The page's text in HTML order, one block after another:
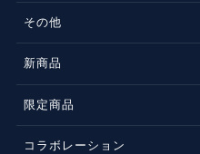
その他
新商品
限定商品
コラボレーション